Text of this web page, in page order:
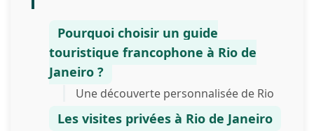
Pourquoi choisir un guide
touristique francophone à Rio de
Janeiro ?
Une découverte personnalisée de Rio
Les visites privées à Rio de Janeiro